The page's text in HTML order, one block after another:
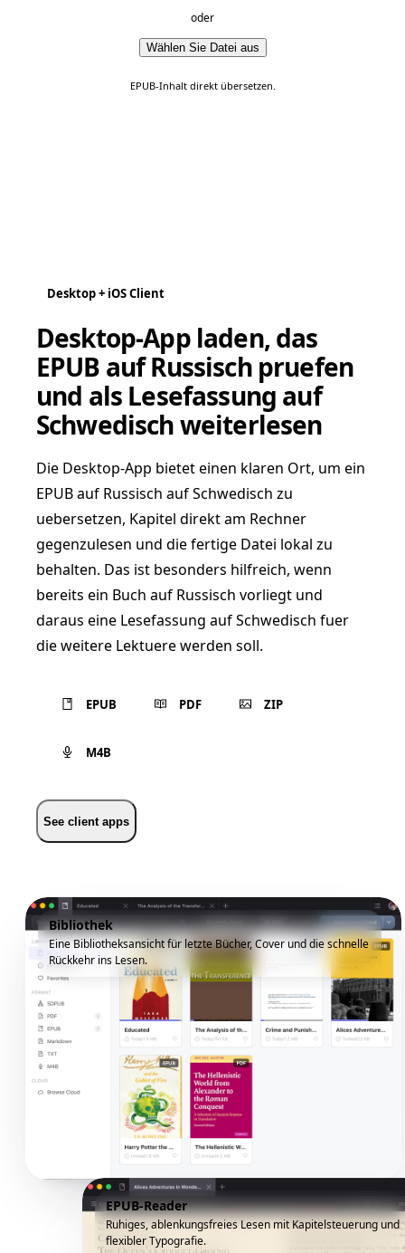
oder
Wählen Sie Datei aus
EPUB-Inhalt direkt übersetzen.
Desktop + iOS Client
Desktop-App laden, das
EPUB auf Russisch pruefen
und als Lesefassung auf
Schwedisch weiterlesen
Die Desktop-App bietet einen klaren Ort, um ein
EPUB auf Russisch auf Schwedisch zu
uebersetzen, Kapitel direkt am Rechner
gegenzulesen und die fertige Datei lokal zu
behalten. Das ist besonders hilfreich, wenn
bereits ein Buch auf Russisch vorliegt und
daraus eine Lesefassung auf Schwedisch fuer
die weitere Lektuere werden soll.
EPUB PDF ZIP
M4B
See client apps
Bibliothek
Eine Bibliotheksansicht für letzte Bücher, Cover und die schnelle
Rückkehr ins Lesen.
EPUB-Reader
Ruhiges, ablenkungsfreies Lesen mit Kapitelsteuerung und
flexibler Typografie.